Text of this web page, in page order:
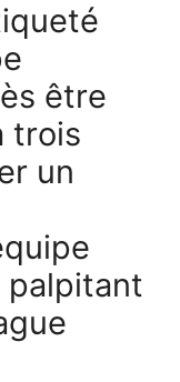
être
trois
un
palpitant